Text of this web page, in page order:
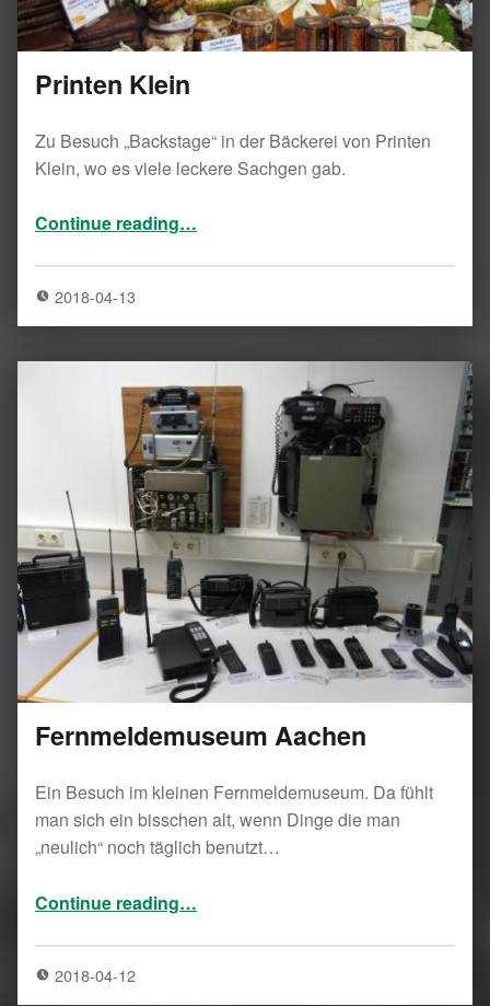
Printen Klein
Zu Besuch „Backstage“ in der Bäckerei von Printen
Klein, wo es viele leckere Sachgen gab.
Continue reading…
2018-04-13
Fernmeldemuseum Aachen
Ein Besuch im kleinen Fernmeldemuseum. Da fühlt
man sich ein bisschen alt, wenn Dinge die man
„neulich“ noch täglich benutzt…
Continue reading…
2018-04-12